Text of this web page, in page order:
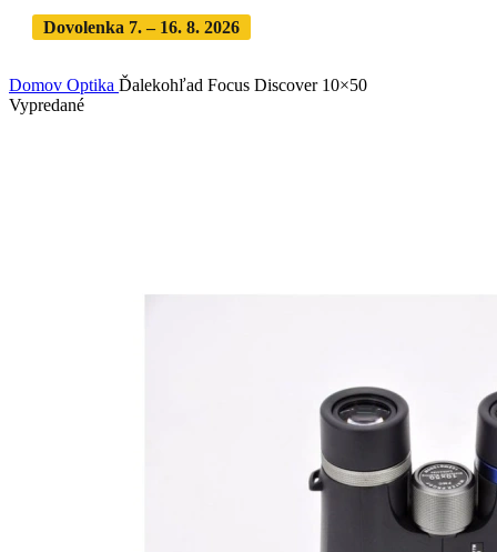
Dovolenka 7. – 16. 8. 2026
Domov Optika Ďalekohľad Focus Discover 10×50
Vypredané